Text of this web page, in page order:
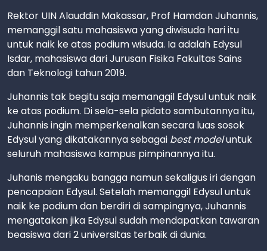
Rektor UIN Alauddin Makassar, Prof Hamdan Juhannis,
memanggil satu mahasiswa yang diwisuda hari itu
untuk naik ke atas podium wisuda. Ia adalah Edysul
Isdar, mahasiswa dari Jurusan Fisika Fakultas Sains
dan Teknologi tahun 2019.
Juhannis tak begitu saja memanggil Edysul untuk naik
ke atas podium. Di sela-sela pidato sambutannya itu,
Juhannis ingin memperkenalkan secara luas sosok
Edysul yang dikatakannya sebagai best modeluntuk
seluruh mahasiswa kampus pimpinannya itu.
Juhanis mengaku bangga namun sekaligus iri dengan
pencapaian Edysul. Setelah memanggil Edysul untuk
naik ke podium dan berdiri di sampingnya, Juhannis
mengatakan jika Edysul sudah mendapatkan tawaran
beasiswa dari 2 universitas terbaik di dunia.